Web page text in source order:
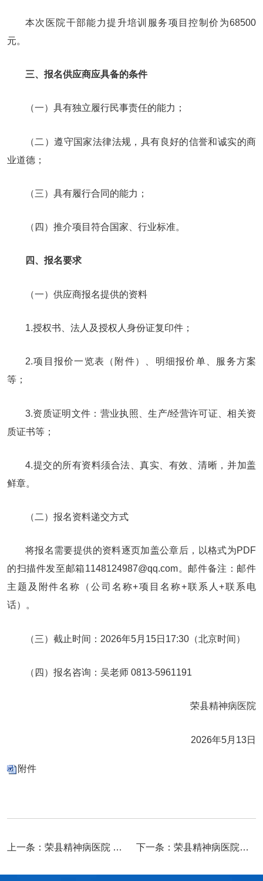
本次医院干部能力提升培训服务项目控制价为68500
元。
三、报名供应商应具备的条件
（一）具有独立履行民事责任的能力；
（二）遵守国家法律法规，具有良好的信誉和诚实的商
业道德；
（三）具有履行合同的能力；
（四）推介项目符合国家、行业标准。
四、报名要求
（一）供应商报名提供的资料
1.授权书、法人及授权人身份证复印件；
2.项目报价一览表（附件）、明细报价单、服务方案
等；
3.资质证明文件：营业执照、生产/经营许可证、相关资
质证书等；
4.提交的所有资料须合法、真实、有效、清晰，并加盖
鲜章。
（二）报名资料递交方式
将报名需要提供的资料逐页加盖公章后，以格式为PDF
的扫描件发至邮箱1148124987@qq.com。邮件备注：邮件
主题及附件名称（公司名称+项目名称+联系人+联系电
话）。
（三）截止时间：2026年5月15日17:30（北京时间）
（四）报名咨询：吴老师 0813-5961191
荣县精神病医院
2026年5月13日
附件
上一条： 荣县精神病医院 关于2026年第一季度“服务之星”评选结果的通报 下一条：荣县精神病医院遴选干部能力提升培训服务公司调研公告